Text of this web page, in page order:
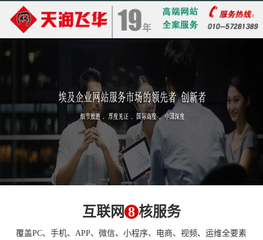
互联网 8 核服务
覆盖PC、手机、APP、微信、小程序、电商、视频、运维全要素